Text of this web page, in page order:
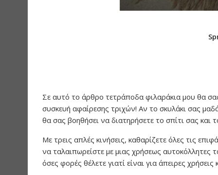
Σε αυτό το άρθρο τετράποδα φιλαράκια μου θα
συσκευή αφαίρεσης τριχών! Αν το σκυλάκι σας
θα σας βοηθήσει να διατηρήσετε το σπίτι σας
Με τρεις απλές κινήσεις, καθαρίζετε όλες τις
να ταλαιπωρείστε με μιας χρήσεως αυτοκόλλητες
όσες φορές θέλετε γιατί είναι για άπειρες